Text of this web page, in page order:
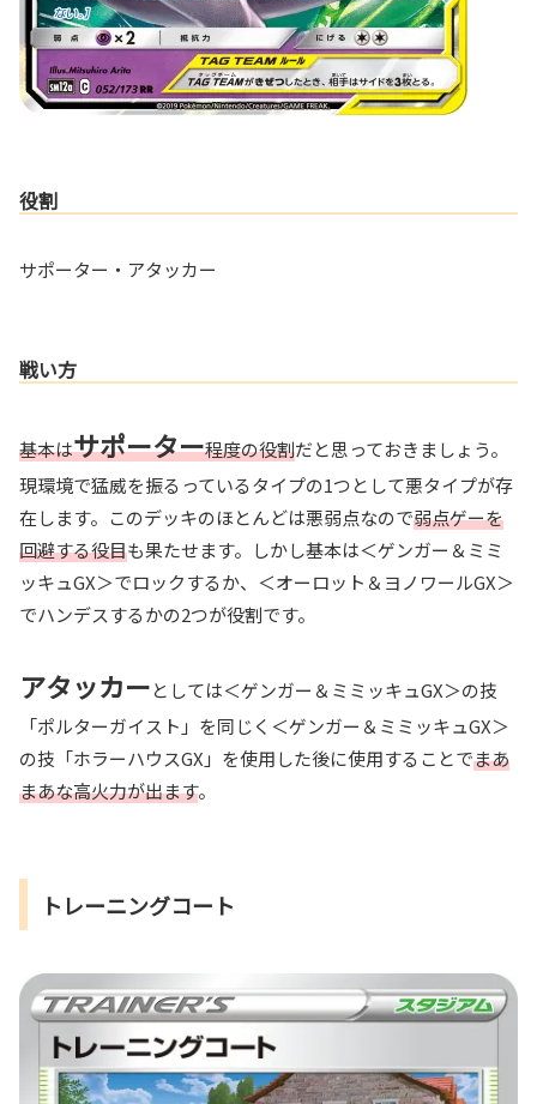
役割
サポーター・アタッカー
戦い方
基本はサポーター程度の役割だと思っておきましょう。
現環境で猛威を振るっているタイプの1つとして悪タイプが存
在します。このデッキのほとんどは悪弱点なので弱点ゲーを
回避する役目も果たせます。しかし基本は＜ゲンガー＆ミミ
ッキュGX＞でロックするか、＜オーロット＆ヨノワールGX＞
でハンデスするかの2つが役割です。
アタッカーとしては＜ゲンガー＆ミミッキュGX＞の技
「ポルターガイスト」を同じく＜ゲンガー＆ミミッキュGX＞
の技「ホラーハウスGX」を使用した後に使用することでまあ
まあな高火力が出ます。
トレーニングコート